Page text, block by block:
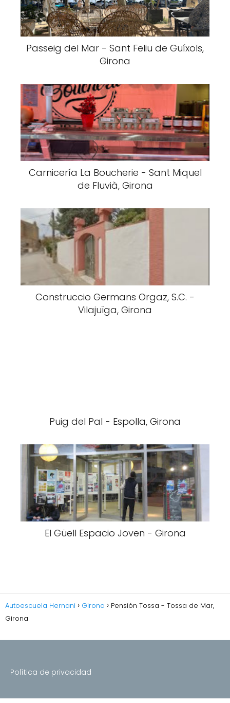
Passeig del Mar - Sant Feliu de Guíxols,
Girona
Carnicería La Boucherie - Sant Miquel
de Fluvià, Girona
Construccio Germans Orgaz, S.C. -
Vilajuïga, Girona
Puig del Pal - Espolla, Girona
El Güell Espacio Joven - Girona
Autoescuela Hernani Girona
Pensión Tossa - Tossa de Mar,
Girona
Política de privacidad